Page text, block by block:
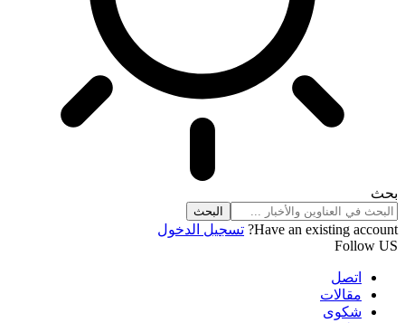
بحث
Have an existing account?
تسجيل الدخول
Follow US
اتصل
مقالات
شكوى